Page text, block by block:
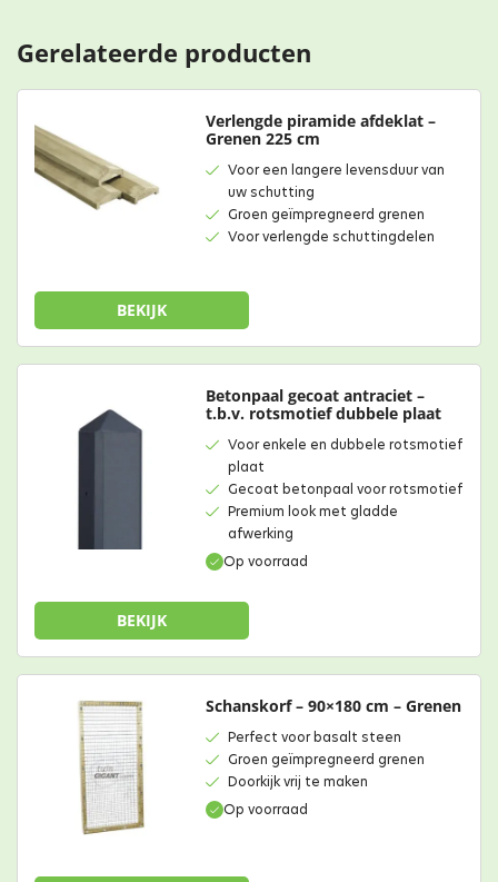
Gerelateerde producten
Verlengde piramide afdeklat –
Grenen 225 cm
Voor een langere levensduur van
uw schutting
Groen geïmpregneerd grenen
Voor verlengde schuttingdelen
BEKIJK
Op voorraad
Betonpaal gecoat antraciet –
t.b.v. rotsmotief dubbele plaat
Voor enkele en dubbele rotsmotief
plaat
Gecoat betonpaal voor rotsmotief
Premium look met gladde
afwerking
BEKIJK
Op voorraad
Schanskorf – 90×180 cm – Grenen
Perfect voor basalt steen
Groen geïmpregneerd grenen
Doorkijk vrij te maken